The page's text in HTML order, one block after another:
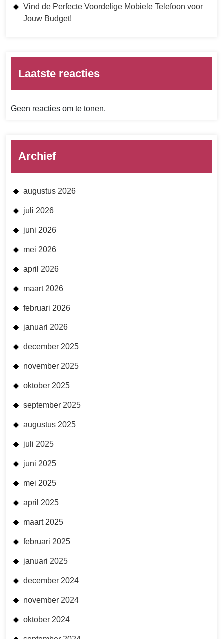
Vind de Perfecte Voordelige Mobiele Telefoon voor
Jouw Budget!
Laatste reacties
Geen reacties om te tonen.
Archief
augustus 2026
juli 2026
juni 2026
mei 2026
april 2026
maart 2026
februari 2026
januari 2026
december 2025
november 2025
oktober 2025
september 2025
augustus 2025
juli 2025
juni 2025
mei 2025
april 2025
maart 2025
februari 2025
januari 2025
december 2024
november 2024
oktober 2024